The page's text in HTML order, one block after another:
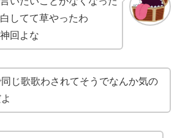
してて草やったわ
回よな
じ歌歌わされてそうでなんか気の